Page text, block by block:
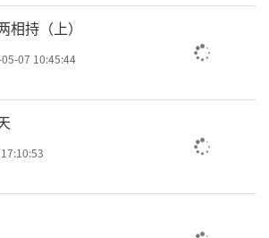
持（上）
07 10:45:44